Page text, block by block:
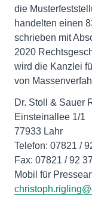
die
handelten einen
schrieben mit
2020
wird die Kanzlei
von
Dr. Stoll & Sauer
Einsteinallee 1/1
77933 Lahr
Telefon: 07821 /
Fax: 07821 / 92